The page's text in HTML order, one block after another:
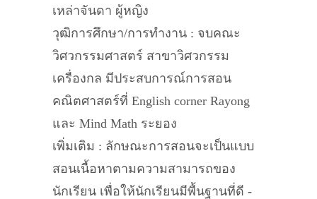
เหล่าจันดา ผู้หญิง
วุฒิการศึกษา/การทำงาน : จบคณะ
วิศวกรรมศาสตร์ สาขาวิศวกรรม
เครื่องกล มีประสบการณ์การสอน
คณิตศาสตร์ที่ English corner Rayong
และ Mind Math ระยอง
เพิ่มเติม : ลักษณะการสอนจะเป็นแบบ
สอนเนื้อหาตามความสามารถของ
นักเรียน เพื่อให้นักเรียนมีพื้นฐานที่ดี -